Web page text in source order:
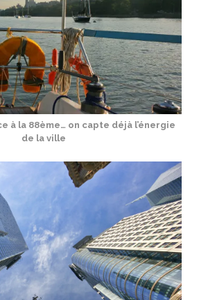
à la 88ème… on capte déjà l’énergie
de la ville